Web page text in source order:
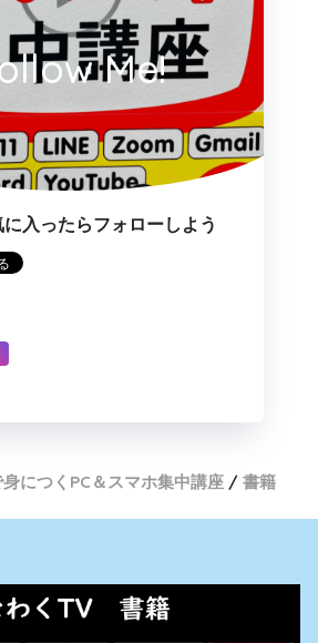
Me!
入ったらフォローしよう
につくPC＆スマホ集中講座 書籍